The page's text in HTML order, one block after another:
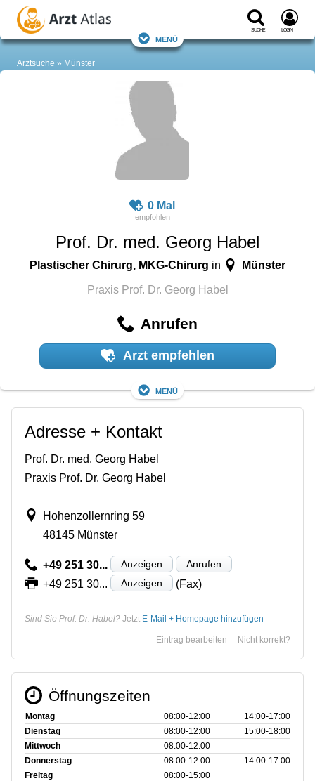
Suche Login
Menü
Arztsuche Münster
0 Mal
Prof. Dr. med. Georg Habel
Plastischer Chirurg, MKG-Chirurg in Münster
Praxis Prof. Dr. Georg Habel
Anrufen
Arzt empfehlen
Menü
Adresse + Kontakt
Prof. Dr. med. Georg Habel
Praxis Prof. Dr. Georg Habel
Hohenzollernring 59
48145 Münster
+49 251 30... Anzeigen Anrufen
+49 251 30... Anzeigen (Fax)
Sind Sie Prof. Dr. Habel? Jetzt E-Mail + Homepage hinzufügen
Nicht korrekt?
Eintrag bearbeiten
Öffnungszeiten
Montag 08:00‑12:00
14:00‑17:00
Dienstag
08:00‑12:00
15:00‑18:00
Mittwoch
08:00‑12:00
Donnerstag
08:00‑12:00
14:00‑17:00
Freitag
08:00‑15:00